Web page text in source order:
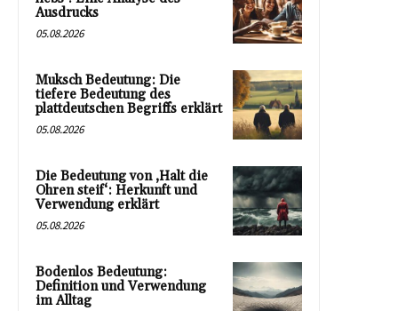
Ausdrucks
05.08.2026
Muksch Bedeutung: Die
tiefere Bedeutung des
plattdeutschen Begriffs erklärt
05.08.2026
Die Bedeutung von ‚Halt die
Ohren steif‘: Herkunft und
Verwendung erklärt
05.08.2026
Bodenlos Bedeutung:
Definition und Verwendung
im Alltag